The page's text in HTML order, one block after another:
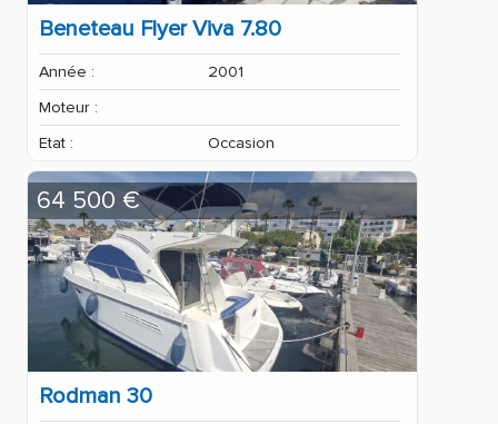
Beneteau Flyer Viva 7.80
Année :
2001
Moteur :
Etat :
Occasion
Rodman 30
64 500 €